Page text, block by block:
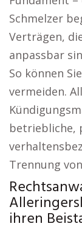
Schmelzer
Verträgen,
anpassbar
So können
vermeiden.
betriebliche,
Trennung
ihren